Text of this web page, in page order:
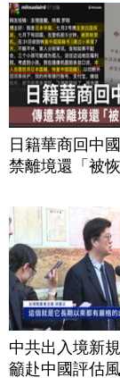
日籍華商回中
禁離境還「被恢
中共出入境新
籲赴中國評估